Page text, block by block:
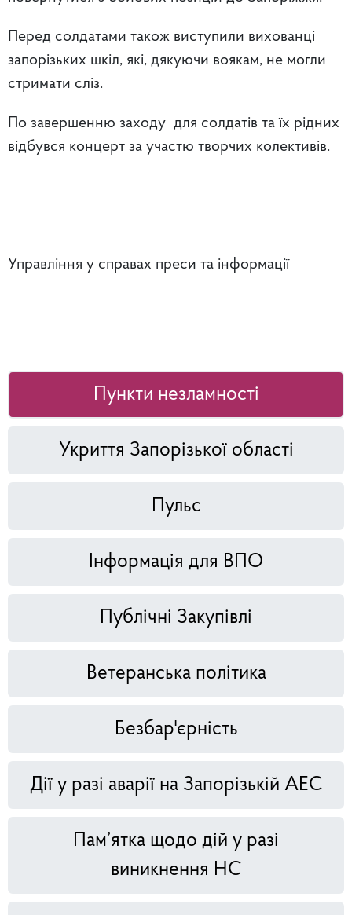
Перед солдатами також виступили вихованці
запорізьких шкіл, які, дякуючи воякам, не могли
стримати сліз.
По завершенню заходу для солдатів та їх рідних
відбувся концерт за участю творчих колективів.
Управління у справах преси та інформації
Пункти незламності
Укриття Запорізької області
Пульс
Інформація для ВПО
Публічні Закупівлі
Ветеранська політика
Безбар'єрність
Дії у разі аварії на Запорізькій АЕС
Пам’ятка щодо дій у разі
виникнення НС